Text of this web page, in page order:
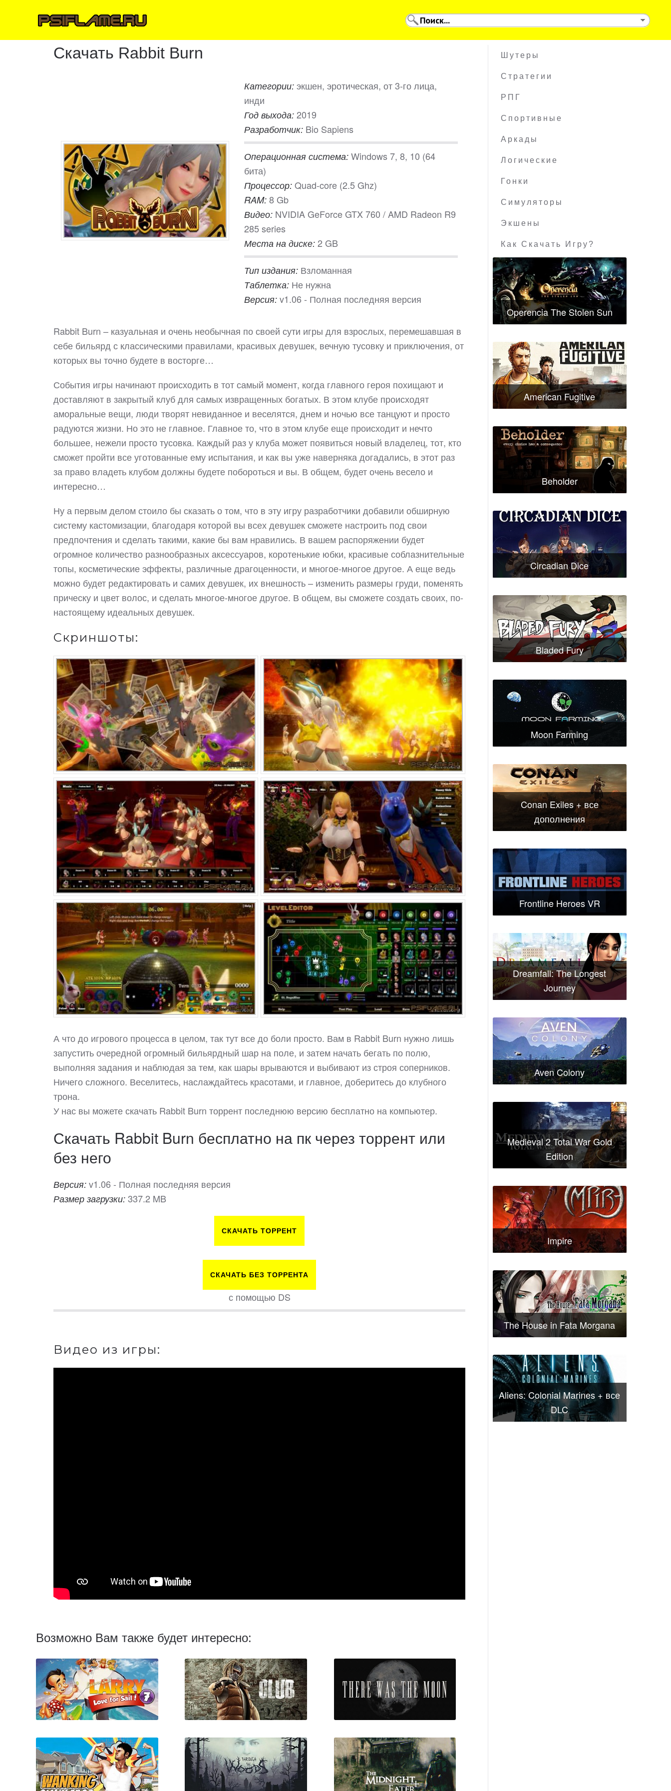
Скачать Rabbit Burn
Категории: экшен, эротическая, от 3-го лица,
инди
Год выхода: 2019
Разработчик: Bio Sapiens
Операционная система: Windows 7, 8, 10 (64
бита)
Процессор: Quad-core (2.5 Ghz)
RAM: 8 Gb
Видео: NVIDIA GeForce GTX 760 / AMD Radeon R9
285 series
Места на диске: 2 GB
Тип издания: Взломанная
Таблетка: Не нужна
Версия: v1.06 - Полная последняя версия
Rabbit Burn – казуальная и очень необычная по своей сути игры для взрослых, перемешавшая в
себе бильярд с классическими правилами, красивых девушек, вечную тусовку и приключения, от
которых вы точно будете в восторге…
События игры начинают происходить в тот самый момент, когда главного героя похищают и
доставляют в закрытый клуб для самых извращенных богатых. В этом клубе происходят
аморальные вещи, люди творят невиданное и веселятся, днем и ночью все танцуют и просто
радуются жизни. Но это не главное. Главное то, что в этом клубе еще происходит и нечто
большее, нежели просто тусовка. Каждый раз у клуба может появиться новый владелец, тот, кто
сможет пройти все уготованные ему испытания, и как вы уже наверняка догадались, в этот раз
за право владеть клубом должны будете побороться и вы. В общем, будет очень весело и
интересно…
Ну а первым делом стоило бы сказать о том, что в эту игру разработчики добавили обширную
систему кастомизации, благодаря которой вы всех девушек сможете настроить под свои
предпочтения и сделать такими, какие бы вам нравились. В вашем распоряжении будет
огромное количество разнообразных аксессуаров, коротенькие юбки, красивые соблазнительные
топы, косметические эффекты, различные драгоценности, и многое-многое другое. А еще ведь
можно будет редактировать и самих девушек, их внешность – изменить размеры груди, поменять
прическу и цвет волос, и сделать многое-многое другое. В общем, вы сможете создать своих, по-
настоящему идеальных девушек.
Скриншоты:
А что до игрового процесса в целом, так тут все до боли просто. Вам в Rabbit Burn нужно лишь
запустить очередной огромный бильярдный шар на поле, и затем начать бегать по полю,
выполняя задания и наблюдая за тем, как шары врываются и выбивают из строя соперников.
Ничего сложного. Веселитесь, наслаждайтесь красотами, и главное, доберитесь до клубного
трона.
У нас вы можете скачать Rabbit Burn торрент последнюю версию бесплатно на компьютер.
Скачать Rabbit Burn бесплатно на пк через торрент или
без него
Версия: v1.06 - Полная последняя версия
Размер загрузки: 337.2 MB
СКАЧАТЬ ТОРРЕНТ
СКАЧАТЬ БЕЗ ТОРРЕНТА
с помощью DS
Видео из игры:
Возможно Вам также будет интересно:
Шутеры
Стратегии
РПГ
Спортивные
Аркады
Логические
Гонки
Симуляторы
Экшены
Как Скачать Игру?
Operencia The Stolen Sun
American Fugitive
Beholder
Circadian Dice
Bladed Fury
Moon Farming
Conan Exiles + все
дополнения
Frontline Heroes VR
Dreamfall: The Longest
Journey
Aven Colony
Medieval 2 Total War Gold
Edition
Impire
The House in Fata Morgana
Aliens: Colonial Marines + все
DLC